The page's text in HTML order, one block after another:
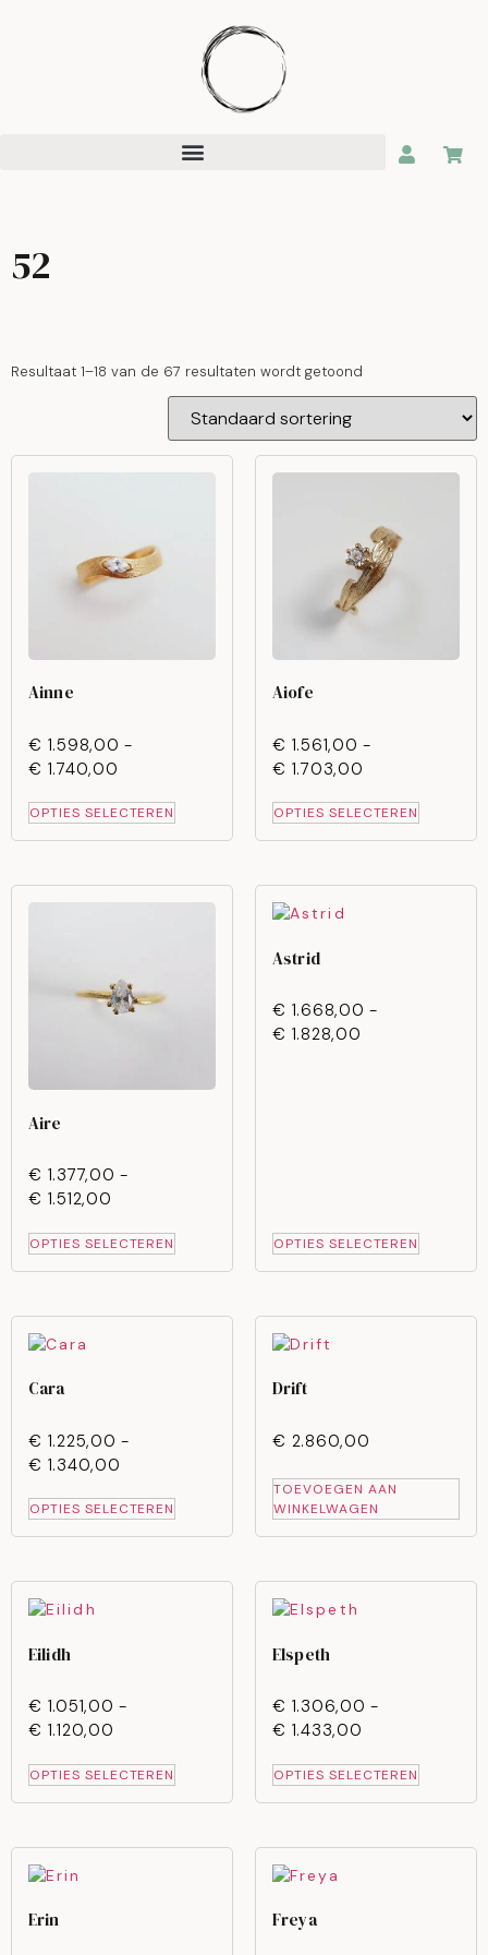
52
Resultaat 1–18 van de 67 resultaten wordt getoond
Ainne
€ 1.598,00 -
€ 1.740,00
OPTIES SELECTEREN
Aiofe
€ 1.561,00 -
€ 1.703,00
OPTIES SELECTEREN
Aire
€ 1.377,00 -
€ 1.512,00
OPTIES SELECTEREN
Astrid
€ 1.668,00 -
€ 1.828,00
OPTIES SELECTEREN
Cara
€ 1.225,00 -
€ 1.340,00
OPTIES SELECTEREN
Drift
€ 2.860,00
TOEVOEGEN AAN
WINKELWAGEN
Eilidh
€ 1.051,00 -
€ 1.120,00
OPTIES SELECTEREN
Elspeth
€ 1.306,00 -
€ 1.433,00
OPTIES SELECTEREN
Erin Freya